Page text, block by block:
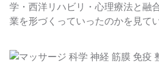
学・西洋リハビリ・心理療法と融
業を形づくっていったのかを見て